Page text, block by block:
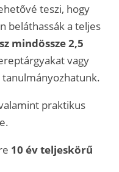
teszi, hogy
beláthassák a teljes
mindössze 2,5
vagy
praktikus
10 év teljeskörű